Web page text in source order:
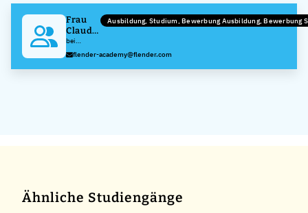
Frau
Claudia
Jansen
bei
Flender
GmbH
Ausbildung, Studium, Bewerbung Ausbildung, Bewerbung
flender-academy@flender.com
Ähnliche Studiengänge